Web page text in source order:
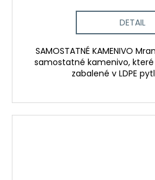
DETAIL
SAMOSTATNÉ KAMENIVO
samostatné kamenivo, které
zabalené v LDPE